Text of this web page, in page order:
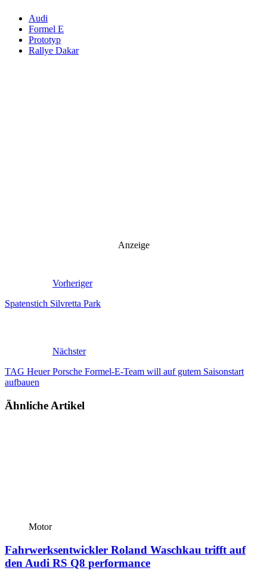
Audi
Formel E
Prototyp
Rallye Dakar
Anzeige
Vorheriger
Spatenstich Silvretta Park
Nächster
TAG Heuer Porsche Formel-E-Team will auf gutem Saisonstart
aufbauen
Ähnliche Artikel
Motor
Fahrwerksentwickler Roland Waschkau trifft auf
den Audi RS Q8 performance